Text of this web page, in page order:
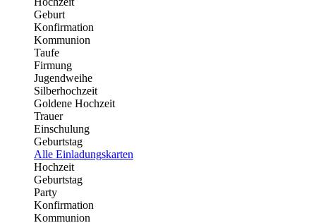
Geburt
Konfirmation
Kommunion
Taufe
Firmung
Jugendweihe
Silberhochzeit
Goldene Hochzeit
Trauer
Einschulung
Geburtstag
Alle Einladungskarten
Hochzeit
Geburtstag
Party
Konfirmation
Kommunion